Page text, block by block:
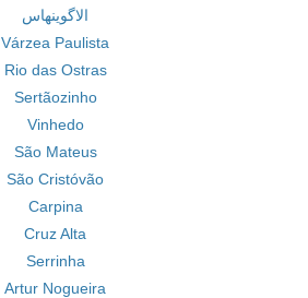
الاگوینهاس
Várzea Paulista
Rio das Ostras
Sertãozinho
Vinhedo
São Mateus
São Cristóvão
Carpina
Cruz Alta
Serrinha
Artur Nogueira